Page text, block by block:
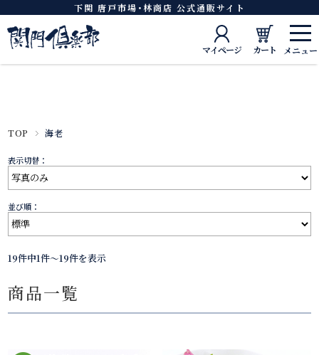
下関 唐戸市場･林商店 公式通販サイト
マイページ カート
TOP 海老
表示切替：
並び順：
19件中1件～19件を表示
商品一覧